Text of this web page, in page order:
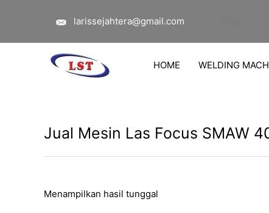
larissejahtera@gmail.com
HOME WELDING
Jual Mesin Las Focus SMAW
Menampilkan hasil tunggal